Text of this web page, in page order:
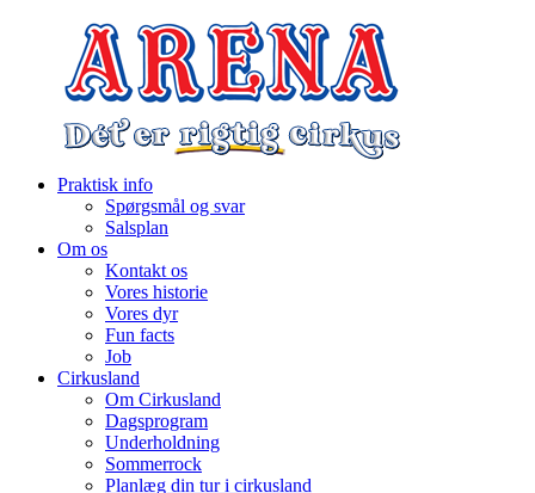
Praktisk info
Spørgsmål og svar
Salsplan
Om os
Kontakt os
Vores historie
Vores dyr
Fun facts
Job
Cirkusland
Om Cirkusland
Dagsprogram
Underholdning
Sommerrock
Planlæg din tur i cirkusland